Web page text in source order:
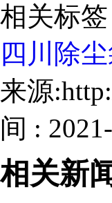
相关标签
四川除
来源
间 :
相关新